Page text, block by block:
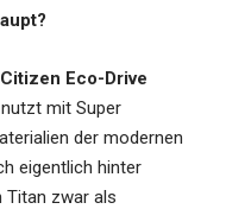
Eco-Drive
nutzt mit Super
der modernen
eigentlich hinter
Titan zwar als